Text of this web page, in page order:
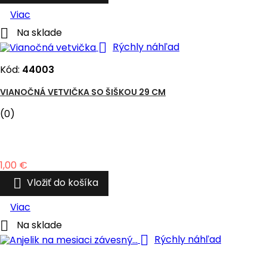
Viac
 Na sklade
 Rýchly náhľad
Kód: 44003
VIANOČNÁ VETVIČKA SO ŠIŠKOU 29 CM
(0)
Cena
1,00 €
 Vložiť do košíka
Viac
 Na sklade
 Rýchly náhľad